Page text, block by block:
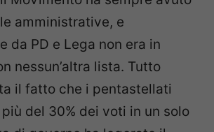
amministrative, e
da PD e Lega non era in
nessun’altra lista. Tutto
il fatto che i pentastellati
del 30% dei voti in un solo